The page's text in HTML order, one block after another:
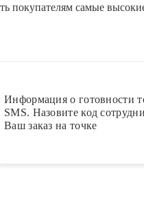
покупателям самые
Информация о готовности
SMS. Назовите код
Ваш заказ на точке